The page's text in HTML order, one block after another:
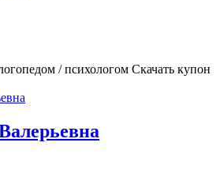
Скачать купон